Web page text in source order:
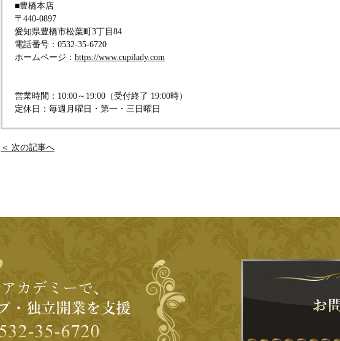
■豊橋本店
〒440-0897
愛知県豊橋市松葉町3丁目84
電話番号：0532-35-6720
ホームページ： https://www.cupilady.com
営業時間：10:00～19:00（受付終了 19:00時）
定休日：毎週月曜日・第一・三日曜日
＜ 次の記事へ